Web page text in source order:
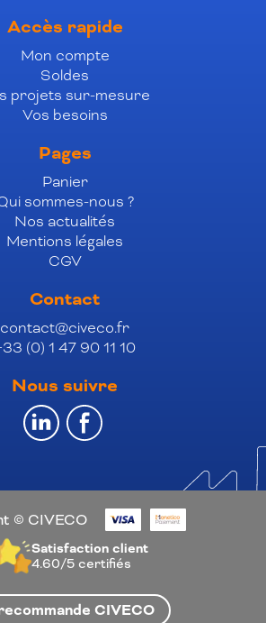
Accès rapide
Mon compte
Soldes
projets sur-mesure
Vos besoins
Pages
Panier
sommes-nous ?
Nos actualités
Mentions légales
CGV
Contact
contact@civeco.fr
(0) 1 47 90 11 10
Nous suivre
© CIVECO
Satisfaction client
4.60/5certifiés
CIVECO